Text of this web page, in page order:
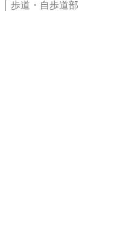
歩道・自歩道部